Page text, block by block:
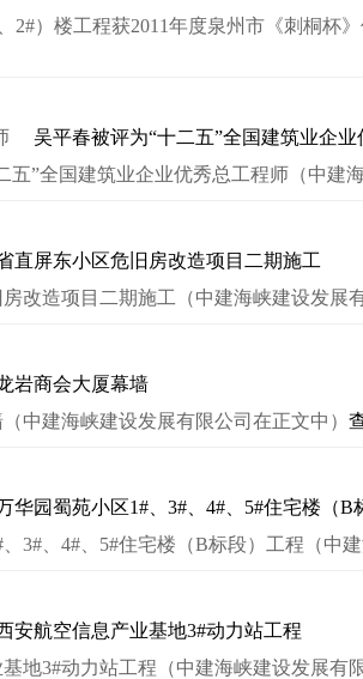
2#）楼工程获2011年度泉州市《刺桐杯
吴平春被评为“十二五”全国建筑业企
五”全国建筑业企业优秀总工程师（中建
直屏东小区危旧房改造项目二期施工
改造项目二期施工（中建海峡建设发展
岩商会大厦幕墙
中建海峡建设发展有限公司在正文中）
华园蜀苑小区1#、3#、4#、5#住宅楼（B
3#、4#、5#住宅楼（B标段）工程（中
安航空信息产业基地3#动力站工程
地3#动力站工程（中建海峡建设发展有